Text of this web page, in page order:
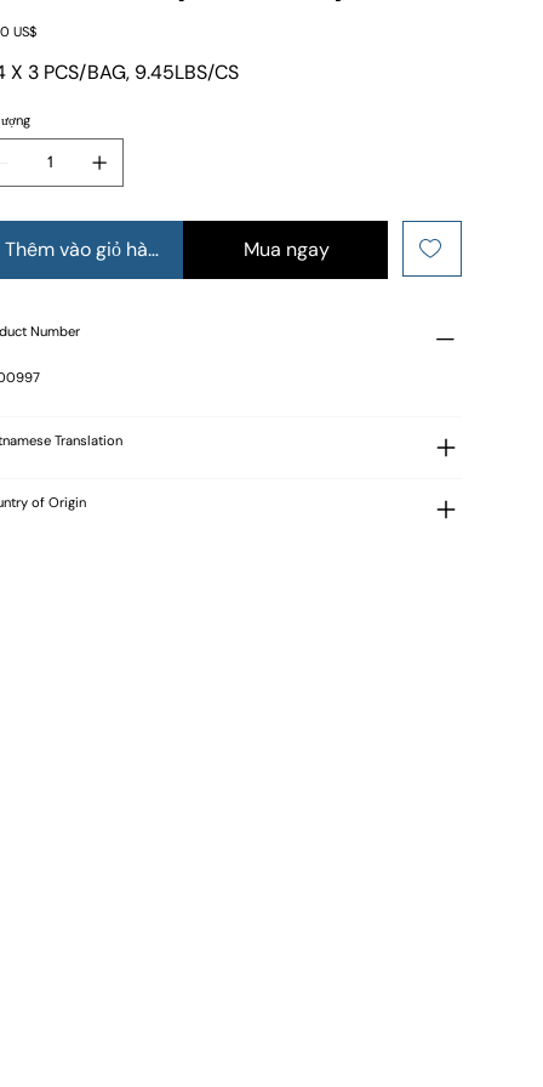
US$
X 3 PCS/BAG, 9.45LBS/CS
Thêm vào giỏ hàng Mua ngay
Number
Translation
of Origin